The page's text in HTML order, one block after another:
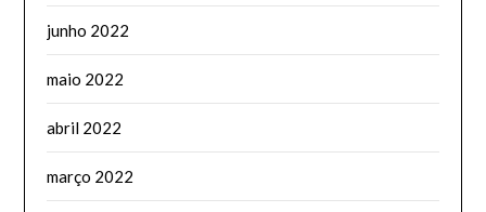
junho 2022
maio 2022
abril 2022
março 2022